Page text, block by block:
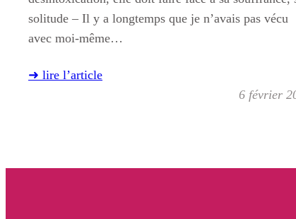
solitude – Il y a longtemps que je n’avais pas vécu
avec moi-même…
➜ lire l’article
6 février